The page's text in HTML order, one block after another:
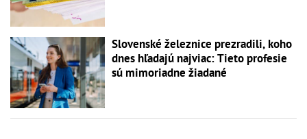
Slovenské železnice prezradili, koho
dnes hľadajú najviac: Tieto profesie
sú mimoriadne žiadané